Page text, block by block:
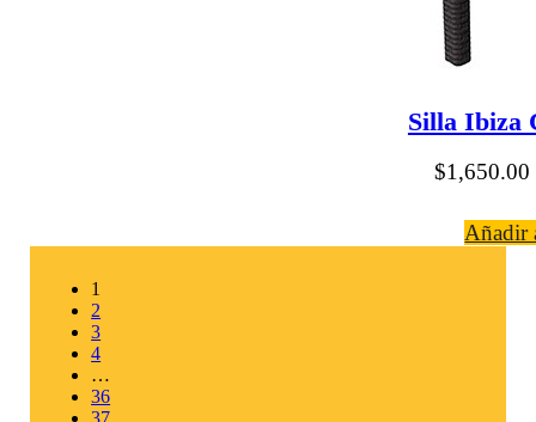
Silla Ibiza
$1,650.00
Añadir
1
2
3
4
…
36
37